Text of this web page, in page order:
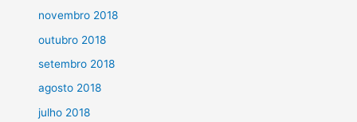
novembro 2018
outubro 2018
setembro 2018
agosto 2018
julho 2018